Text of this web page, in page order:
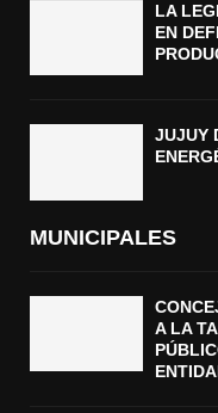
LA
EN
JUJUY
MUNICIPALES
A LA